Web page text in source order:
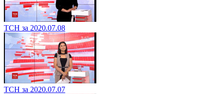
ТСН за 2020.07.08
ТСН за 2020.07.07